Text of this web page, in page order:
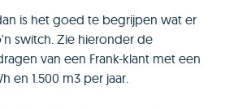
is het goed te begrijpen wat er
switch. Zie hieronder de
van een Frank-klant met een
en 1.500 m3 per jaar.